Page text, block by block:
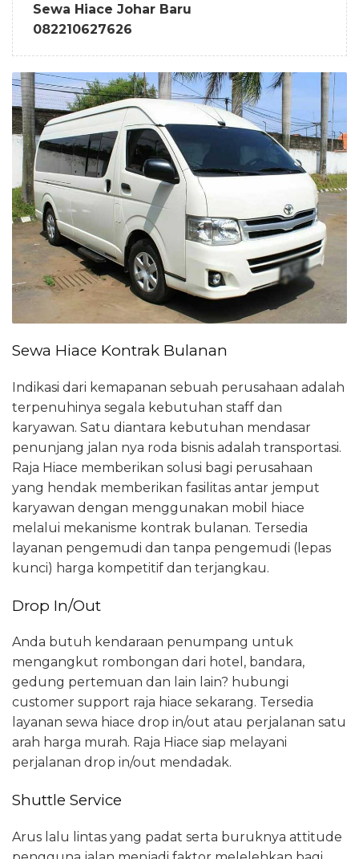
Sewa Hiace Johar Baru
082210627626
Sewa Hiace Kontrak Bulanan
Indikasi dari kemapanan sebuah perusahaan adalah
terpenuhinya segala kebutuhan staff dan
karyawan. Satu diantara kebutuhan mendasar
penunjang jalan nya roda bisnis adalah transportasi.
Raja Hiace memberikan solusi bagi perusahaan
yang hendak memberikan fasilitas antar jemput
karyawan dengan menggunakan mobil hiace
melalui mekanisme kontrak bulanan. Tersedia
layanan pengemudi dan tanpa pengemudi (lepas
kunci) harga kompetitif dan terjangkau.
Drop In/Out
Anda butuh kendaraan penumpang untuk
mengangkut rombongan dari hotel, bandara,
gedung pertemuan dan lain lain? hubungi
customer support raja hiace sekarang. Tersedia
layanan sewa hiace drop in/out atau perjalanan satu
arah harga murah. Raja Hiace siap melayani
perjalanan drop in/out mendadak.
Shuttle Service
Arus lalu lintas yang padat serta buruknya attitude